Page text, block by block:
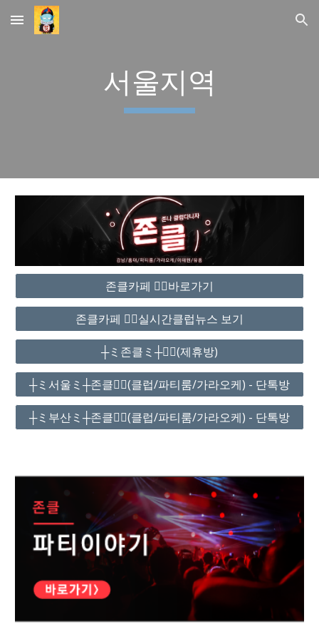
Skip to main content Skip to navigation
서울지역
존클카페 ❤️‍🔥바로가기
존클카페 ❤️‍🔥실시간클럽뉴스 보기
┼ミ존클ミ┼❤️‍🔥(제휴방)
┼ミ서울ミ┼존클❤️‍🔥(클럽/파티룸/가라오케) - 단톡방
┼ミ부산ミ┼존클❤️‍🔥(클럽/파티룸/가라오케) - 단톡방